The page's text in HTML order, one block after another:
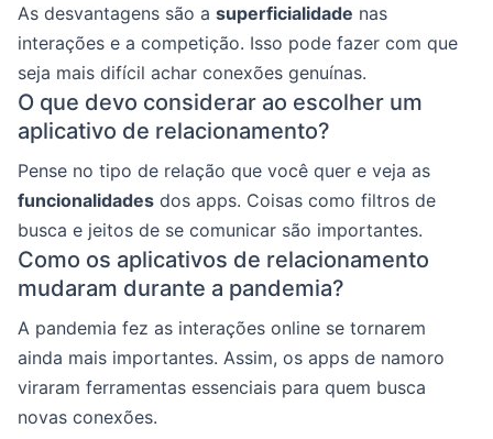
As desvantagens são a superficialidade nas
interações e a competição. Isso pode fazer com que
seja mais difícil achar conexões genuínas.
O que devo considerar ao escolher um
aplicativo de relacionamento?
Pense no tipo de relação que você quer e veja as
funcionalidades dos apps. Coisas como filtros de
busca e jeitos de se comunicar são importantes.
Como os aplicativos de relacionamento
mudaram durante a pandemia?
A pandemia fez as interações online se tornarem
ainda mais importantes. Assim, os apps de namoro
viraram ferramentas essenciais para quem busca
novas conexões.